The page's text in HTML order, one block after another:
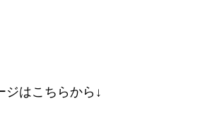
ジはこちらから↓